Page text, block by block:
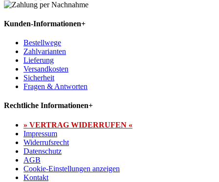
Kunden-Informationen+
Bestellwege
Zahlvarianten
Lieferung
Versandkosten
Sicherheit
Fragen & Antworten
Rechtliche Informationen+
» VERTRAG WIDERRUFEN «
Impressum
Widerrufsrecht
Datenschutz
AGB
Cookie-Einstellungen anzeigen
Kontakt